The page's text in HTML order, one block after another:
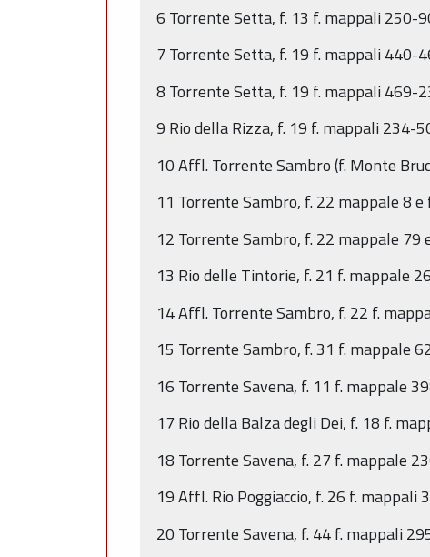
6 Torrente Setta, f. 13 f. mappali 250-
7 Torrente Setta, f. 19 f. mappali 440-
8 Torrente Setta, f. 19 f. mappali 469-
9 Rio della Rizza, f. 19 f. mappali 234-
10 Affl. Torrente Sambro (f. Monte
11 Torrente Sambro, f. 22 mappale 8
12 Torrente Sambro, f. 22 mappale
13 Rio delle Tintorie, f. 21 f. mappale
14 Affl. Torrente Sambro, f. 22 f.
15 Torrente Sambro, f. 31 f. mappale
16 Torrente Savena, f. 11 f. mappale
17 Rio della Balza degli Dei, f. 18 f.
18 Torrente Savena, f. 27 f. mappale
19 Affl. Rio Poggiaccio, f. 26 f.
20 Torrente Savena, f. 44 f. mappali